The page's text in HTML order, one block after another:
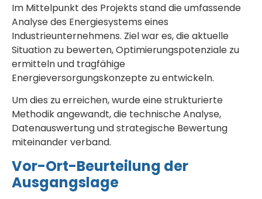
Im Mittelpunkt des Projekts stand die umfassende
Analyse des Energiesystems eines
Industrieunternehmens. Ziel war es, die aktuelle
Situation zu bewerten, Optimierungspotenziale zu
ermitteln und tragfähige
Energieversorgungskonzepte zu entwickeln.
Um dies zu erreichen, wurde eine strukturierte
Methodik angewandt, die technische Analyse,
Datenauswertung und strategische Bewertung
miteinander verband.
Vor-Ort-Beurteilung der
Ausgangslage